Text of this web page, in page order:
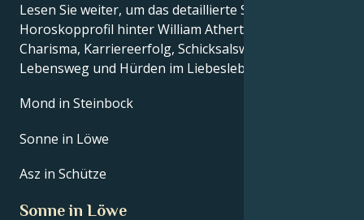
Lesen Sie weiter, um das detaillierte Sternzeichen-
Horoskopprofil hinter William Athertons Talent,
Charisma, Karriereerfolg, Schicksalswendungen,
Lebensweg und Hürden im Liebesleben zu erkunden.
Mond in Steinbock
Sonne in Löwe
Asz in Schütze
Sonne in Löwe